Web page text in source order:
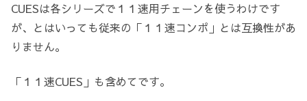
CUESは各シリーズで１１速用チェーンを使うわけです
が、とはいっても従来の「１１速コンポ」とは互換性があ
りません。
「１１速CUES」も含めてです。